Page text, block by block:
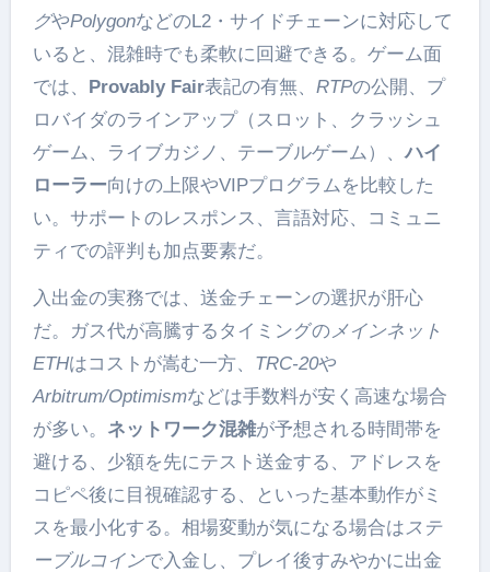
グやPolygonなどのL2・サイドチェーンに対応して
いると、混雑時でも柔軟に回避できる。ゲーム面
では、 Provably Fair表記の有無、 RTPの公開、プ
ロバイダのラインアップ（スロット、クラッシュ
ゲーム、ライブカジノ、テーブルゲーム）、ハイ
ローラー向けの上限やVIPプログラムを比較した
い。サポートのレスポンス、言語対応、コミュニ
ティでの評判も加点要素だ。
入出金の実務では、送金チェーンの選択が肝心
だ。ガス代が高騰するタイミングのメインネット
ETHはコストが嵩む一方、 TRC-20や
Arbitrum/Optimismなどは手数料が安く高速な場合
が多い。 ネットワーク混雑が予想される時間帯を
避ける、少額を先にテスト送金する、アドレスを
コピペ後に目視確認する、といった基本動作がミ
スを最小化する。相場変動が気になる場合は ステ
ーブルコインで入金し、プレイ後すみやかに出金